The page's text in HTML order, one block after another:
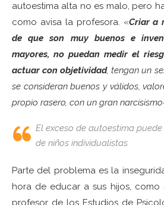
autoestima alta no es malo, pero
como avisa la profesora. «Criar a
de que son muy buenos e
mayores, no puedan medir el
actuar con objetividad, tengan un
se consideran buenos y válidos,
propio rasero, con un gran narcisismo
El exceso de autoestima
de niños individualistas
Parte del problema es la
hora de educar a sus hijos, como
profesor de los Estudios de